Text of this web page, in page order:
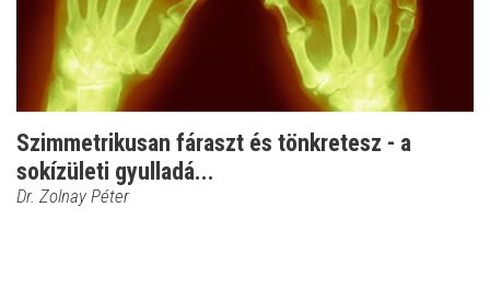
Szimmetrikusan fáraszt és tönkretesz - a
sokízületi gyulladá...
Dr. Zolnay Péter